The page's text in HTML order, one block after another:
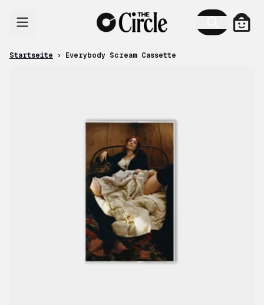
Startseite › Everybody Scream Cassette